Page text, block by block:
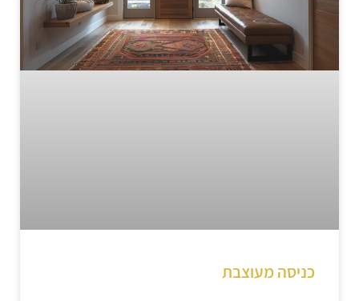
כניסה מעוצבת